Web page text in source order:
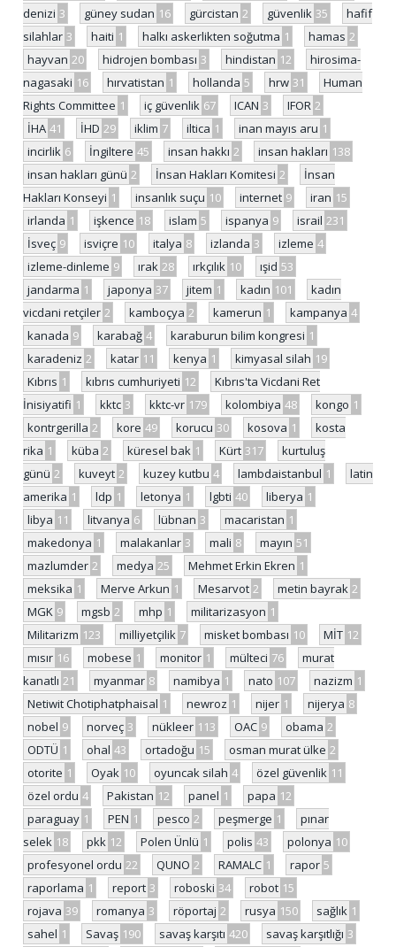
denizi 3 güney sudan 16 gürcistan 2 güvenlik 35
hafif
silahlar 3 haiti 1 halkı askerlikten soğutma 1 hamas 2
hayvan 20 hidrojen bombası 3 hindistan 12
hirosima-
nagasaki 16 hırvatistan 1 hollanda 5 hrw 31
Human
Rights Committee 1 iç güvenlik 67 ICAN 3 IFOR 2
İHA 41 İHD 29 iklim 7 iltica 1 inan mayıs aru 1
incirlik 6 İngiltere 45 insan hakkı 2 insan hakları 138
insan hakları günü 2 İnsan Hakları Komitesi 2
İnsan
Hakları Konseyi 1 insanlık suçu 10 internet 9 iran 15
irlanda 1 işkence 18 islam 5 ispanya 9 israil 231
İsveç 9 isviçre 10 italya 8 izlanda 3 izleme 4
izleme-dinleme 9 ırak 28 ırkçılık 10 ışid 53
jandarma 1 japonya 37 jitem 1 kadın 101
kadın
vicdani retçiler 2 kamboçya 2 kamerun 1 kampanya 4
kanada 9 karabağ 4 karaburun bilim kongresi 1
karadeniz 2 katar 11 kenya 1 kimyasal silah 19
Kıbrıs 1 kıbrıs cumhuriyeti 12
Kıbrıs'ta Vicdani Ret
İnisiyatifi 1 kktc 3 kktc-vr 179 kolombiya 48 kongo 1
kontrgerilla 2 kore 49 korucu 30 kosova 1
kosta
rika 1 küba 2 küresel bak 1 Kürt 317
kurtuluş
günü 2 kuveyt 2 kuzey kutbu 4 lambdaistanbul 1
latin
amerika 1 ldp 1 letonya 1 lgbti 40 liberya 1
libya 11 litvanya 6 lübnan 3 macaristan 1
makedonya 1 malakanlar 3 mali 8 mayın 51
mazlumder 2 medya 25 Mehmet Erkin Ekren 1
meksika 1 Merve Arkun 1 Mesarvot 2 metin bayrak 2
MGK 9 mgsb 2 mhp 1 militarizasyon 1
Militarizm 123 milliyetçilik 7 misket bombası 10 MİT 12
mısır 16 mobese 1 monitor 1 mülteci 76
murat
kanatlı 21 myanmar 8 namibya 1 nato 107 nazizm 1
Netiwit Chotiphatphaisal 1 newroz 1 nijer 1 nijerya 8
nobel 9 norveç 3 nükleer 113 OAC 9 obama 2
ODTÜ 1 ohal 43 ortadoğu 15 osman murat ülke 2
otorite 1 Oyak 10 oyuncak silah 4 özel güvenlik 11
özel ordu 4 Pakistan 12 panel 1 papa 12
paraguay 1 PEN 1 pesco 2 peşmerge 1
pınar
selek 18 pkk 12 Polen Ünlü 1 polis 43 polonya 10
profesyonel ordu 22 QUNO 2 RAMALC 1 rapor 5
raporlama 1 report 3 roboski 34 robot 15
rojava 39 romanya 3 röportaj 2 rusya 150 sağlık 1
sahel 1 Savaş 190 savaş karşıtı 420 savaş karşıtlığı 3